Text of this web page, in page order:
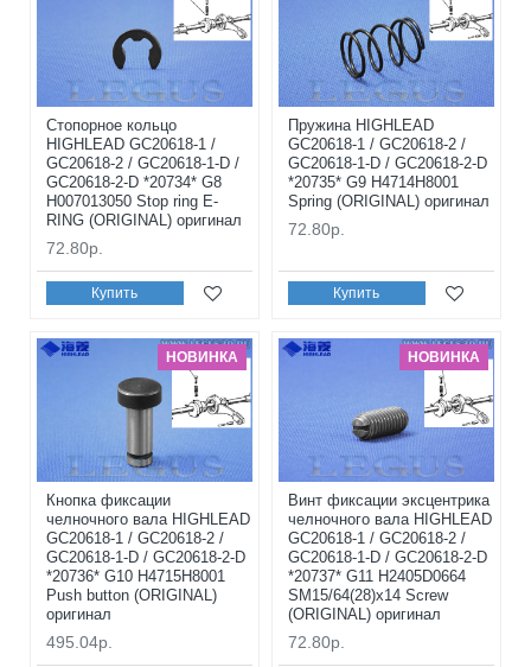
Стопорное кольцо
HIGHLEAD GC20618-1 /
GC20618-2 / GC20618-1-D /
GC20618-2-D *20734* G8
H007013050 Stop ring E-
RING (ORIGINAL) оригинал
72.80р.
Купить
Пружина HIGHLEAD
GC20618-1 / GC20618-2 /
GC20618-1-D / GC20618-2-D
*20735* G9 H4714H8001
Spring (ORIGINAL) оригинал
72.80р.
Купить
НОВИНКА
Кнопка фиксации
челночного вала HIGHLEAD
GC20618-1 / GC20618-2 /
GC20618-1-D / GC20618-2-D
*20736* G10 H4715H8001
Push button (ORIGINAL)
оригинал
495.04р.
НОВИНКА
Винт фиксации эксцентрика
челночного вала HIGHLEAD
GC20618-1 / GC20618-2 /
GC20618-1-D / GC20618-2-D
*20737* G11 H2405D0664
SM15/64(28)x14 Screw
(ORIGINAL) оригинал
72.80р.